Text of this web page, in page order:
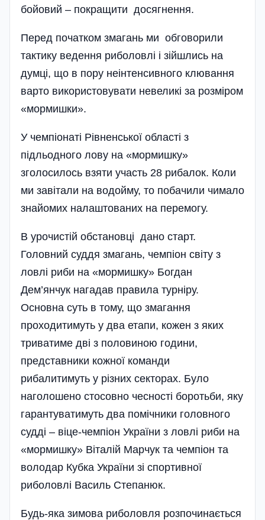
бойовий – покращити досягнення.
Перед початком змагань ми обговорили
тактику ведення риболовлі і зійшлись на
думці, що в пору неінтенсивного клювання
варто використовувати невеликі за розміром
«мормишки».
У чемпіонаті Рівненської області з
підльодного лову на «мормишку»
зголосилось взяти участь 28 рибалок. Коли
ми завітали на водойму, то побачили чимало
знайомих налаштованих на перемогу.
В урочистій обстановці дано старт.
Головний суддя змагань, чемпіон світу з
ловлі риби на «мормишку» Богдан
Дем’янчук нагадав правила турніру.
Основна суть в тому, що змагання
проходитимуть у два етапи, кожен з яких
триватиме дві з половиною години,
представники кожної команди
рибалитимуть у різних секторах. Було
наголошено стосовно чесності боротьби, яку
гарантуватимуть два помічники головного
судді – віце-чемпіон України з ловлі риби на
«мормишку» Віталій Марчук та чемпіон та
володар Кубка України зі спортивної
риболовлі Василь Степанюк.
Будь-яка зимова риболовля розпочинається